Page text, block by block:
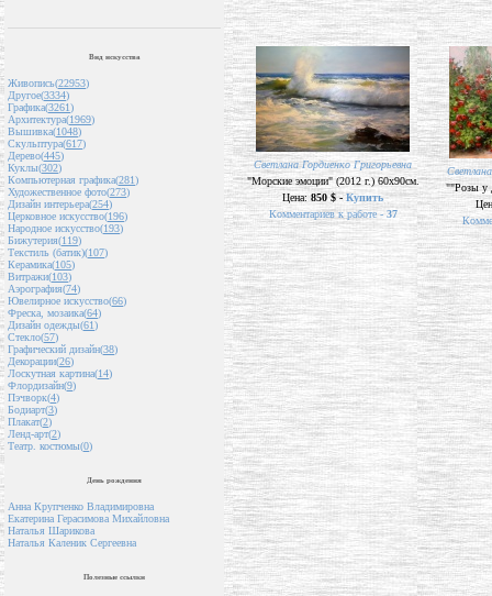
Вид искусства
Живопись(22953)
Другое(3334)
Графика(3261)
Архитектура(1969)
Вышивка(1048)
Скульптура(617)
Дерево(445)
Куклы(302)
Компьютерная графика(281)
Художественное фото(273)
Дизайн интерьера(254)
Церковное искусство(196)
Народное искусство(193)
Бижутерия(119)
Текстиль (батик)(107)
Керамика(105)
Витражи(103)
Аэрография(74)
Ювелирное искусство(66)
Фреска, мозаика(64)
Дизайн одежды(61)
Стекло(57)
Графический дизайн(38)
Декорации(26)
Лоскутная картина(14)
Флордизайн(9)
Пэчворк(4)
Бодиарт(3)
Плакат(2)
Ленд-арт(2)
Театр. костюмы(0)
День рождения
Анна Крупченко Владимировна
Екатерина Герасимова Михайловна
Наталья Шарикова
Наталья Каленик Сергеевна
Полезные ссылки
Cветлана Гордиенко Григорьевна
"Морские эмоции" (2012 г.) 60х90см.
Цена: 850 $ - Купить
Комментариев к работе - 37
""Розы у